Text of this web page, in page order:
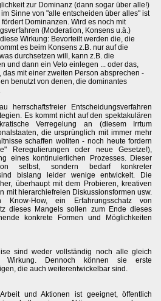
zur Dominanz (dann sogar über alle!)
Sinne von "alle entscheiden über alles" ist
Dominanzen. Wird es noch mit
(Moderation, Konsens u.ä.)
Wirkung: Bevorteilt werden die, die
es beim Konsens z.B. nur auf die
durchsetzen will, kann z.B. die
und dann ein Veto einlegen ... oder das,
das mit einer zweiten Person absprechen -
benutzt von denen, die dominantes
herrschaftsfreier Entscheidungsverfahren
Es kommt nicht auf den spektakulären
Verregelung an (diesem Irrtum
die ursprünglich mit immer mehr
schaffen wollten - noch heute fordern
Reregulierungen oder neue Gesetze!),
eines kontinuierlichen Prozesses. Dieser
selbst, sondern bedarf konkreter
bislang leider wenige entwickelt. Die
überhaupt mit dem Probieren, kreativen
mit hierarchiefreien Diskussionsformen usw.
How, ein Erfahrungsschatz von
dieses Mangels sollen zum Ende dieses
konkrete Formen und Möglichkeiten
sind weder vollständig noch alle gleich
Wirkung. Dennoch können sie erste
die auch weiterentwickelbar sind.
und Aktionen ist geeignet, öffentlich